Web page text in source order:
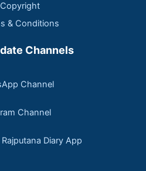
Copyright
& Conditions
Channels
Channel
Channel
Diary App